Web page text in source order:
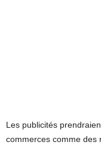
Les publicités
commerces comme des